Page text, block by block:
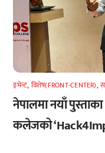
इभेन्ट, विशेष(FRONT-CENTER),
नेपालमा नयाँ पुस्ताका
कलेजको